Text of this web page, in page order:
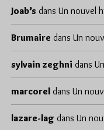
Joab’s dans Un nouvel
Brumaire dans Un
sylvain zeghni dans
marcorel dans Un
lazare-lag dans Un